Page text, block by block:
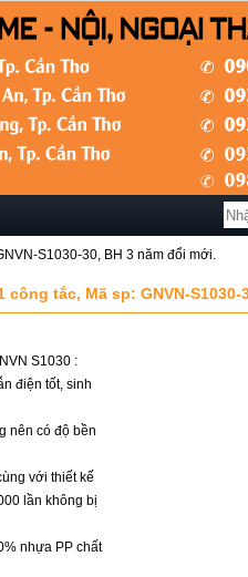
S1030-30, BH 3 năm đổi mới.
tắc, Mã sp: GNVN-S1030-
S1030 :
điện tốt, sinh
nên có độ bền
với thiết kế
lần không bị
nhựa PP chất